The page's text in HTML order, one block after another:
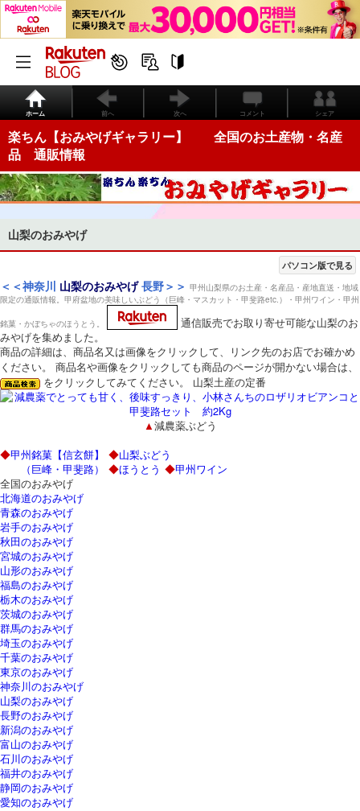
ホーム 前へ 次へ コメント シェア
楽ちん【おみやげギャラリー】 全国のお土産物・名産
品 通販情報
山梨のおみやげ
パソコン版で見る
＜＜神奈川 山梨のおみやげ 長野＞＞ 甲州山梨県のお土産・名産品・産地直送・地域
限定の通販情報。甲府盆地の美味しいぶどう（巨峰・マスカット・甲斐路etc.）・甲州ワイン・甲州
銘菓・かぼちゃのほうとう。
通信販売でお取り寄せ可能な山梨のお
みやげを集めました。
商品の詳細は、商品名又は画像をクリックして、リンク先のお店でお確かめ
ください。
商品名や画像をクリックしても商品のページが開かない場合は、
をクリックしてみてください。
山梨土産の定番
▲減農薬ぶどう
◆甲州銘菓【信玄餅】 ◆山梨ぶどう
（巨峰・甲斐路）
◆ほうとう ◆甲州ワイン
全国のおみやげ
北海道のおみやげ
青森のおみやげ
岩手のおみやげ
秋田のおみやげ
宮城のおみやげ
山形のおみやげ
福島のおみやげ
栃木のおみやげ
茨城のおみやげ
群馬のおみやげ
埼玉のおみやげ
千葉のおみやげ
東京のおみやげ
神奈川のおみやげ
山梨のおみやげ
長野のおみやげ
新潟のおみやげ
富山のおみやげ
石川のおみやげ
福井のおみやげ
静岡のおみやげ
愛知のおみやげ